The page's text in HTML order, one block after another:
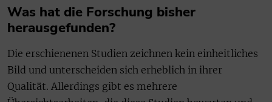
Was hat die Forschung bisher
herausgefunden?
Die erschienenen Studien zeichnen kein einheitliches
Bild und unterscheiden sich erheblich in ihrer
Qualität. Allerdings gibt es mehrere